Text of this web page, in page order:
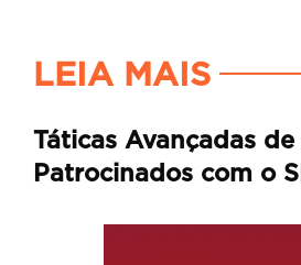
LEIA MAIS
Táticas Avançadas
Patrocinados com o